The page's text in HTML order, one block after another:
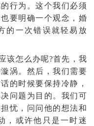
行为。这个我们必须
要明确一个观念，婚
的一次错误就轻易放
怎么办呢?首先，我
涡。然后，我们需要
的时候要保持冷静，
问题为目的。我们可
忧，问问他的想法和
，或许他只是一时迷